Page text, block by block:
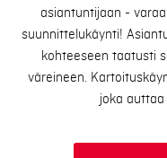
asiantuntijaan -
suunnittelukäynti!
kohteeseen taatusti
väreineen.
joka